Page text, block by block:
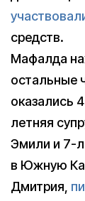
средств.
Мафалда
остальные
оказались
летняя
Эмили и 7-
в Южную
Дмитрия,